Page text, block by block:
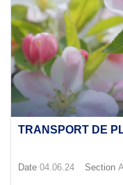
TRANSPORT DE
Date 04.06.24 Section